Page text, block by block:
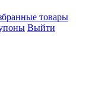
товары
Выйти